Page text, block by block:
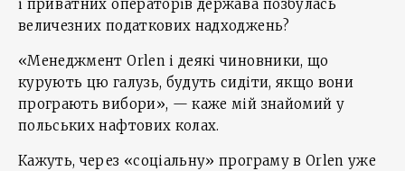
і приватних операторів держава позбулась
величезних податкових надходжень?
«Менеджмент Orlen і деякі чиновники, що
курують цю галузь, будуть сидіти, якщо вони
програють вибори», — каже мій знайомий у
польських нафтових колах.
Кажуть, через «соціальну» програму в Orlen уже